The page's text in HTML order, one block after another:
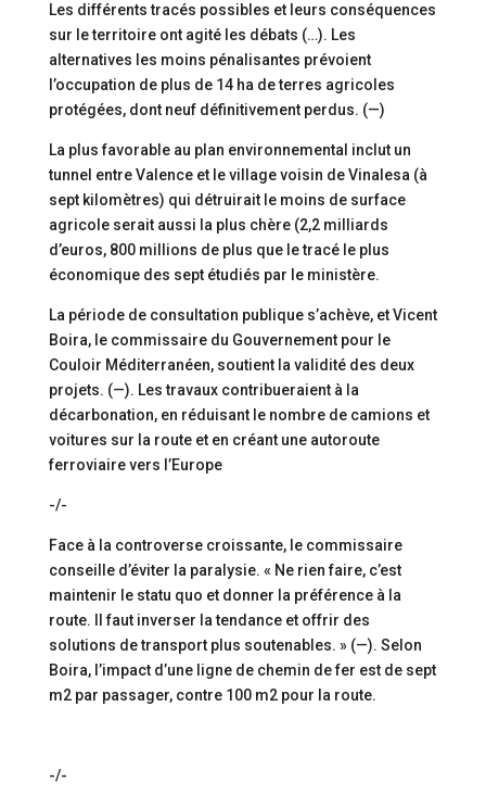
Les différents tracés possibles et leurs conséquences
sur le territoire ont agité les débats (…). Les
alternatives les moins pénalisantes prévoient
l’occupation de plus de 14 ha de terres agricoles
protégées, dont neuf définitivement perdus. (—)
La plus favorable au plan environnemental inclut un
tunnel entre Valence et le village voisin de Vinalesa (à
sept kilomètres) qui détruirait le moins de surface
agricole serait aussi la plus chère (2,2 milliards
d’euros, 800 millions de plus que le tracé le plus
économique des sept étudiés par le ministère.
La période de consultation publique s’achève, et Vicent
Boira, le commissaire du Gouvernement pour le
Couloir Méditerranéen, soutient la validité des deux
projets. (—). Les travaux contribueraient à la
décarbonation, en réduisant le nombre de camions et
voitures sur la route et en créant une autoroute
ferroviaire vers l’Europe
-/-
Face à la controverse croissante, le commissaire
conseille d’éviter la paralysie. « Ne rien faire, c’est
maintenir le statu quo et donner la préférence à la
route. Il faut inverser la tendance et offrir des
solutions de transport plus soutenables. » (—). Selon
Boira, l’impact d’une ligne de chemin de fer est de sept
m2 par passager, contre 100 m2 pour la route.
-/-